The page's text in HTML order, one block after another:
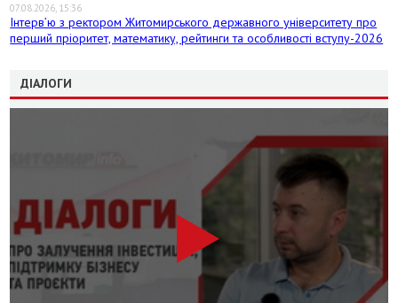
07.08.2026, 15:36
Інтерв’ю з ректором Житомирського державного університету про
перший пріоритет, математику, рейтинги та особливості вступу-2026
ДІАЛОГИ